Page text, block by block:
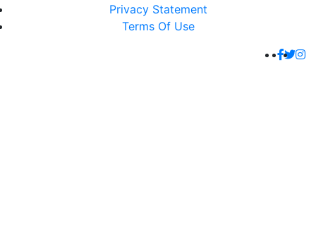
Privacy Statement
Terms Of Use